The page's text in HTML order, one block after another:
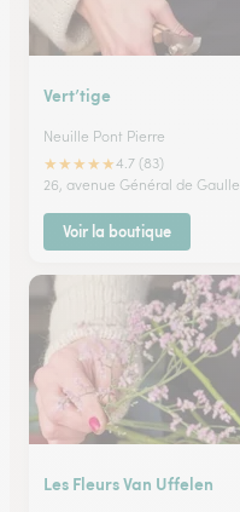
Vert’tige
Neuille Pont Pierre
★★★★★4.7 (83)
26, avenue Général de Gaulle
Voir la boutique
Les Fleurs Van Uffelen